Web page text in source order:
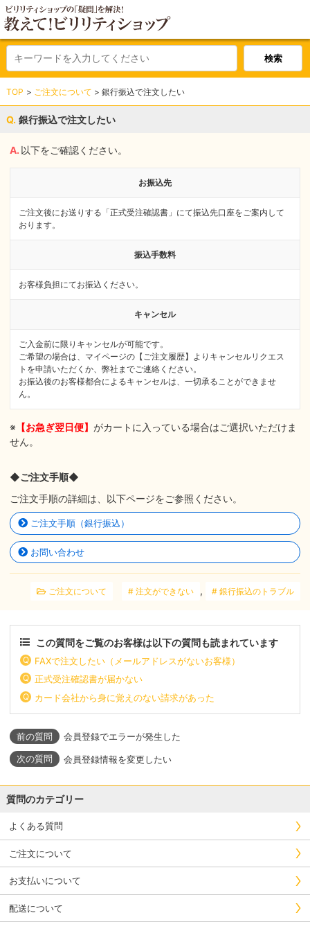
TOP ご注文について 銀行振込で注文したい
銀行振込で注文したい
以下をご確認ください。
お振込先
ご注文後にお送りする「正式受注確認書」にて振込先口座をご案内して
おります。
振込手数料
お客様負担にてお振込ください。
キャンセル
ご入金前に限りキャンセルが可能です。
ご希望の場合は、マイページの【ご注文履歴】よりキャンセルリクエス
トを申請いただくか、弊社までご連絡ください。
お振込後のお客様都合によるキャンセルは、一切承ることができませ
ん。
※ 【お急ぎ翌日便】 がカートに入っている場合はご選択いただけま
せん。
◆ご注文手順◆
ご注文手順の詳細は、以下ページをご参照ください。
ご注文手順（銀行振込）
お問い合わせ
ご注文について 注文ができない , 銀行振込のトラブル
この質問をご覧のお客様は以下の質問も読まれています
FAXで注文したい（メールアドレスがないお客様）
正式受注確認書が届かない
カード会社から身に覚えのない請求があった
会員登録でエラーが発生した
会員登録情報を変更したい
質問のカテゴリー
よくある質問
ご注文について
お支払いについて
配送について